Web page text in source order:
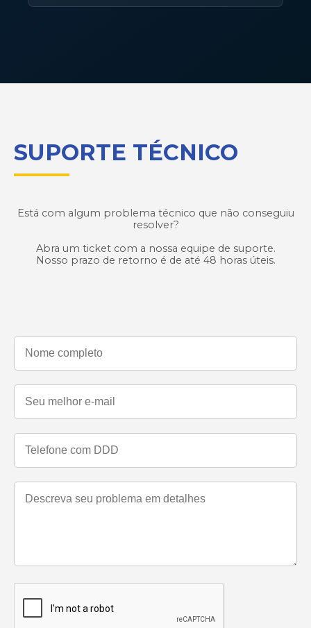
dúvida/problema.
SUPORTE TÉCNICO
Está com algum problema técnico que não conseguiu
resolver?
Abra um ticket com a nossa equipe de suporte.
Nosso prazo de retorno é de até 48 horas úteis.